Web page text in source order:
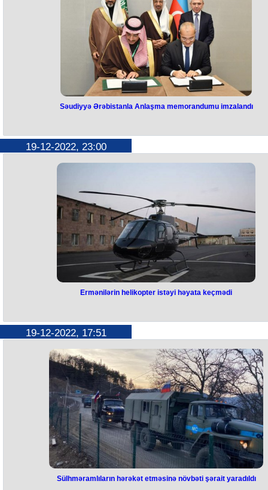
üstünlüyü başa çatıb - 1:0. Bununla da "Qəbələ" komandası
mübarizədən kənarlaşdıraraq, yarımfinal mərhələsinə yüksəlib. Digər
matçda isə "Sabah" klubu "Səbail"lə doğma meydanda üz-üzə
"Bank Respublika Arena"dakı görüş saat 19:00-da start götürəcək.
Arena"da keçirilən ilk qarşılaşmada "dənizçilər" 3:2 hesablı qələbə
qazanıb. Qeyd edək ki, 1/4 finalın digər iki oyunu dekabrın 20-də
"Turan Tovuz" "Kəpəz"i, "Neftçi" isə "Zirə"ni qəbul edəcək.
memorandumu imzalandı
İnkişaf Fondu arasında Anlaşma Memorandumu imzalanıb. Sənədi
olan sahələr üzrə inkişaf layihələrinin maliyyələşməsinə dair
məsələləri öz əksini tapıb.
Səudiyyə Ərəbistanla Anlaşma memorandumu imzalandı
19-12-2022, 23:00
həyata keçmədi
müşayiəti ilə Qarabağdan olan bir erməni xəstə Laçın yolu ilə
Ermənistana aparılıb. Ürək patologiyası olan xəstə Xankəndi
xəstəxanasından təcili yardım maşını ilə çıxarılıb və azərbaycanlı
ekofəalların Laçın yolunda keçirdiyi aksiya ərazisindən hərəkət edib.
“Hraparak” qəzeti yazır ki, Qarabağ erməniləri əvvəlcə xəstəni sanitar
helikopterlə Ermənistana aparmağı müzakirə ediblər. Lakin Rusiya
sülhməramlıları buna icazə verməyiblər. Sonda təcili yardım
istifadə olunub. Xatırladaq ki, azərbaycanlı ekofəallar və QHT
nümayəndələri dekabrın 12-dən Laçın yolunda Qarabağın dağlıq
hissəsindəki qızıl və mis yataqlarının qanunsuz istismarına etiraz
Ermənilərin helikopter istəyi həyata keçmədi
19-12-2022, 17:51
Sülhməramlıların hərəkət etməsinə növbəti şərait yaradıldı